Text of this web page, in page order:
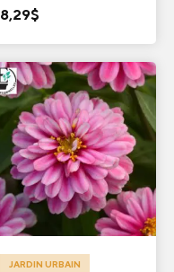
8,29$
JARDIN URBAIN